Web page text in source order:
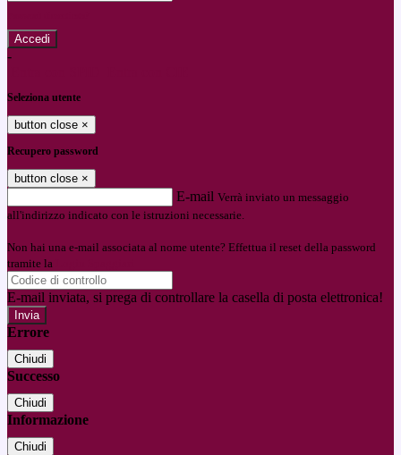
-
Seleziona utente
button close ×
Recupero password
button close ×
E-mail Verrà inviato un messaggio
all'indirizzo indicato con le istruzioni necessarie.
Non hai una e-mail associata al nome utente? Effettua il reset della password
tramite la
E-mail inviata, si prega di controllare la casella di posta elettronica!
Errore
Chiudi
Successo
Chiudi
Informazione
Chiudi